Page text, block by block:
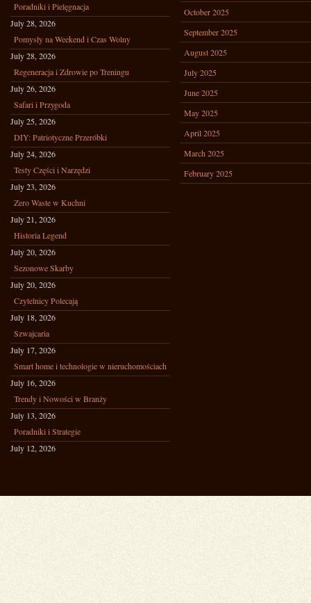
Poradniki i Pielęgnacja
July 28, 2026
Pomysły na Weekend i Czas Wolny
July 28, 2026
Regeneracja i Zdrowie po Treningu
July 26, 2026
Safari i Przygoda
July 25, 2026
DIY: Patriotyczne Przeróbki
July 24, 2026
Testy Części i Narzędzi
July 23, 2026
Zero Waste w Kuchni
July 21, 2026
Historia Legend
July 20, 2026
Sezonowe Skarby
July 20, 2026
Czytelnicy Polecają
July 18, 2026
Szwajcaria
July 17, 2026
Smart home i technologie w nieruchomościach
July 16, 2026
Trendy i Nowości w Branży
July 13, 2026
Poradniki i Strategie
July 12, 2026
October 2025
September 2025
August 2025
July 2025
June 2025
May 2025
April 2025
March 2025
February 2025